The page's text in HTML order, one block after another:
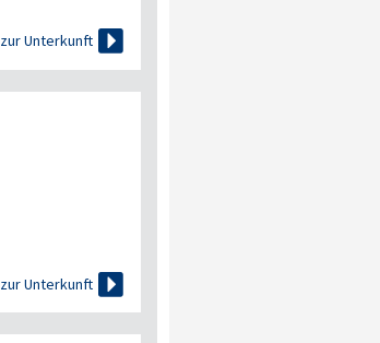
zur Unterkunft 
zur Unterkunft 